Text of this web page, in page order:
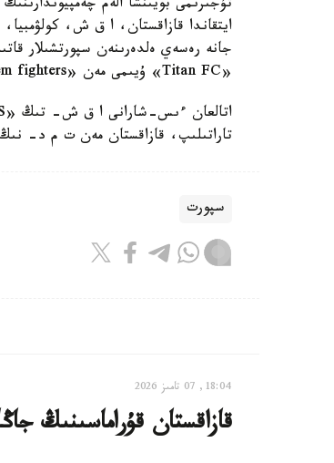
ايتقاندا قازاقستان، ا ق ش، كولۋمبيا،
جانە رەسەي ەلدەرىنەن سپورتشىلار
«Titan FC» ۇيىمى مەن «Alem fighters» سپورت كلۋبى.
تاراتىلىپ، قازاقستان مەن ت م د- نىڭ
سپورت
18:04, 07 تامىز 2026
قازاقستان قۇراماسىنىڭ